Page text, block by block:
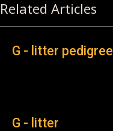
Related Articles
G - litter pedigree
G - litter